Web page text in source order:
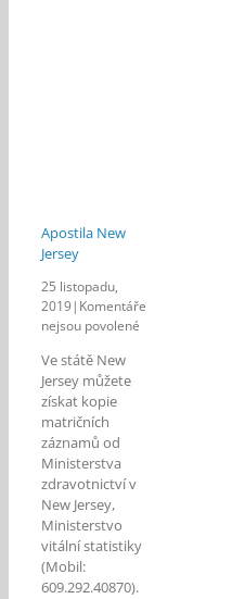
Apostila New
Jersey
25 listopadu,
2019| Komentáře
nejsou povolenéu
Ve státě New
Jersey můžete
získat kopie
matričních
záznamů od
Ministerstva
zdravotnictví v
New Jersey,
Ministerstvo
vitální statistiky
(Mobil:
609.292.40870).